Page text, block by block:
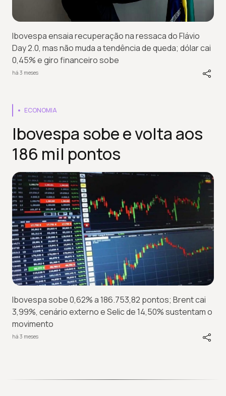
Ibovespa ensaia recuperação na ressaca do Flávio
Day 2.0, mas não muda a tendência de queda; dólar cai
0,45% e giro financeiro sobe
há 3 meses
ECONOMIA
Ibovespa sobe e volta aos
186 mil pontos
Ibovespa sobe 0,62% a 186.753,82 pontos; Brent cai
3,99%, cenário externo e Selic de 14,50% sustentam o
movimento
há 3 meses